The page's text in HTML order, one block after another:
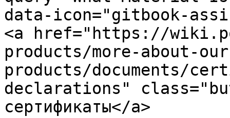
data-icon="gitbook-
<a href="https://
products/more-about-
products/documents/
declarations"
сертификаты</a>